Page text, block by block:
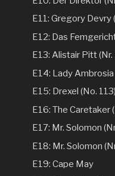
E11: Gregory Devry
E12: Das
E13: Alistair Pitt (Nr.
E14: Lady Ambrosia
E15: Drexel (No. 113)
E16: The Caretaker
E17: Mr. Solomon
E18: Mr. Solomon
E19: Cape May